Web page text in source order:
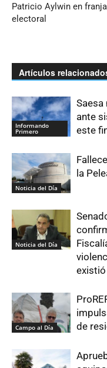
Patricio Aylwin en franja
electoral
Artículos
Informando
Primero
Saesa
ante
este
Noticia del Día
la
Noticia del Día
existió
Campo al Día
de